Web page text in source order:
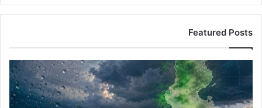
Featured Posts
أمطار
تونس
المرتقبة..
الغنوشي